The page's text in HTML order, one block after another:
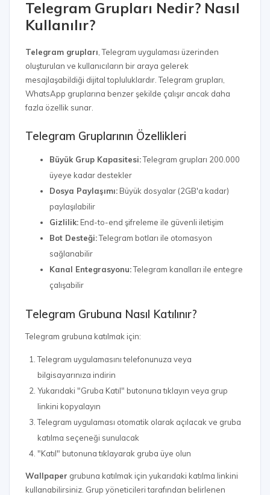
Telegram Grupları Nedir? Nasıl
Kullanılır?
Telegram grupları , Telegram uygulaması üzerinden
oluşturulan ve kullanıcıların bir araya gelerek
mesajlaşabildiği dijital topluluklardır. Telegram grupları,
WhatsApp gruplarına benzer şekilde çalışır ancak daha
fazla özellik sunar.
Telegram Gruplarının Özellikleri
Büyük Grup Kapasitesi:Telegram grupları 200.000
üyeye kadar destekler
Dosya Paylaşımı: Büyük dosyalar (2GB'a kadar)
paylaşılabilir
Gizlilik: End-to-end şifreleme ile güvenli iletişim
Bot Desteği:Telegram botları ile otomasyon
sağlanabilir
Kanal Entegrasyonu:Telegram kanalları ile entegre
çalışabilir
Telegram Grubuna Nasıl Katılınır?
Telegram grubuna katılmak için:
Telegram uygulamasını telefonunuza veya
bilgisayarınıza indirin
Yukarıdaki "Gruba Katıl" butonuna tıklayın veya grup
linkini kopyalayın
Telegram uygulaması otomatik olarak açılacak ve gruba
katılma seçeneği sunulacak
"Katıl" butonuna tıklayarak gruba üye olun
Wallpaper grubuna katılmak için yukarıdaki katılma linkini
kullanabilirsiniz. Grup yöneticileri tarafından belirlenen